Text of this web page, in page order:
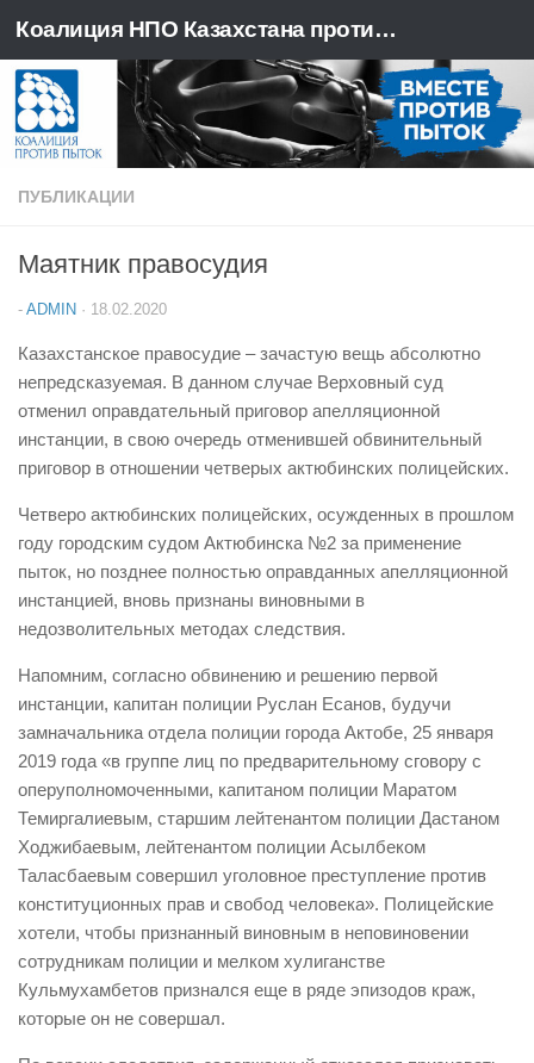
Перейти к содержимому Коалиция НПО Казахстана против пыток
ПУБЛИКАЦИИ
Маятник правосудия
- ADMIN · 18.02.2020
Казахстанское правосудие – зачастую вещь абсолютно
непредсказуемая. В данном случае Верховный суд
отменил оправдательный приговор апелляционной
инстанции, в свою очередь отменившей обвинительный
приговор в отношении четверых актюбинских полицейских.
Четверо актюбинских полицейских, осужденных в прошлом
году городским судом Актюбинска №2 за применение
пыток, но позднее полностью оправданных апелляционной
инстанцией, вновь признаны виновными в
недозволительных методах следствия.
Напомним, согласно обвинению и решению первой
инстанции, капитан полиции Руслан Есанов, будучи
замначальника отдела полиции города Актобе, 25 января
2019 года «в группе лиц по предварительному сговору с
оперуполномоченными, капитаном полиции Маратом
Темиргалиевым, старшим лейтенантом полиции Дастаном
Ходжибаевым, лейтенантом полиции Асылбеком
Таласбаевым совершил уголовное преступление против
конституционных прав и свобод человека». Полицейские
хотели, чтобы признанный виновным в неповиновении
сотрудникам полиции и мелком хулиганстве
Кульмухамбетов признался еще в ряде эпизодов краж,
которые он не совершал.